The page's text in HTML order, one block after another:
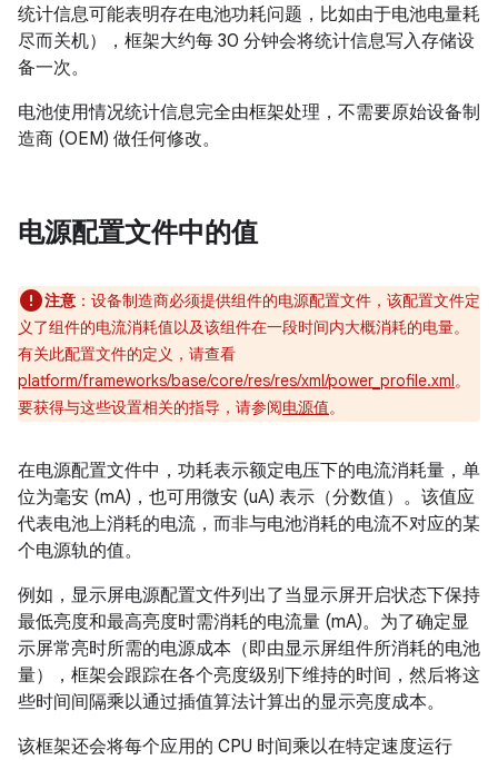
统计信息可能表明存在电池功耗问题，比如由于电池电量耗
尽而关机），框架大约每 30 分钟会将统计信息写入存储设
备一次。
电池使用情况统计信息完全由框架处理，不需要原始设备制
造商 (OEM) 做任何修改。
电源配置文件中的值
注意 ：设备制造商必须提供组件的电源配置文件，该配置文件定
义了组件的电流消耗值以及该组件在一段时间内大概消耗的电量。
有关此配置文件的定义，请查看
platform/frameworks/base/core/res/res/xml/power_profile.xml。
要获得与这些设置相关的指导，请参阅电源值。
在电源配置文件中，功耗表示额定电压下的电流消耗量，单
位为毫安 (mA)，也可用微安 (uA) 表示（分数值）。该值应
代表电池上消耗的电流，而非与电池消耗的电流不对应的某
个电源轨的值。
例如，显示屏电源配置文件列出了当显示屏开启状态下保持
最低亮度和最高亮度时需消耗的电流量 (mA)。为了确定显
示屏常亮时所需的电源成本（即由显示屏组件所消耗的电池
量），框架会跟踪在各个亮度级别下维持的时间，然后将这
些时间间隔乘以通过插值算法计算出的显示亮度成本。
该框架还会将每个应用的 CPU 时间乘以在特定速度运行